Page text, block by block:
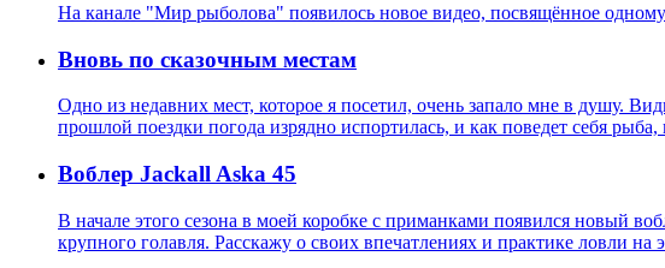
На канале "Мир рыболова" появилось новое видео, посвящённое
Вновь по сказочным местам
Одно из недавних мест, которое я посетил, очень запало мне в душу.
прошлой поездки погода изрядно испортилась, и как поведет себя
Воблер Jackall Aska 45
В начале этого сезона в моей коробке с приманками появился новый
крупного голавля. Расскажу о своих впечатлениях и практике ловли на